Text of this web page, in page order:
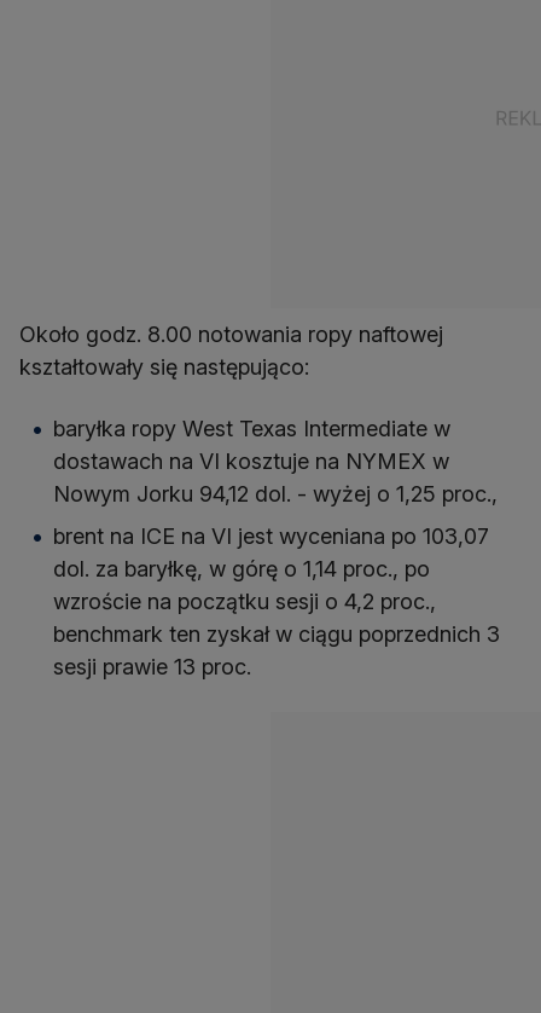
Około godz. 8.00 notowania ropy naftowej
kształtowały się następująco:
baryłka ropy West Texas Intermediate w
dostawach na VI kosztuje na NYMEX w
Nowym Jorku 94,12 dol. - wyżej o 1,25 proc.,
brent na ICE na VI jest wyceniana po 103,07
dol. za baryłkę, w górę o 1,14 proc., po
wzroście na początku sesji o 4,2 proc.,
benchmark ten zyskał w ciągu poprzednich 3
sesji prawie 13 proc.